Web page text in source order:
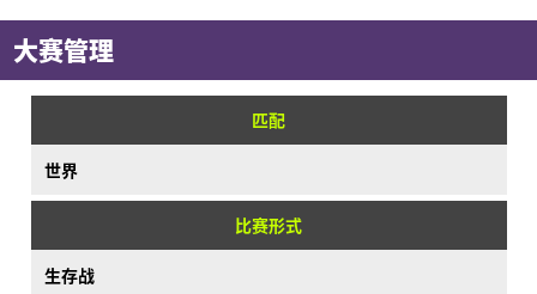
大赛管理
匹配
世界
比赛形式
生存战